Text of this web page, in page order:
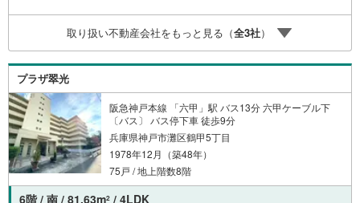
安心ください。■取り扱い物件多数ございます。 地域密着
の当店では2000万円台の新築戸建や、1000万円台の中古マ
ンションを始め多数物件を取り扱っています。Yahoo！不
動産に掲載しきれない物件もご紹介できます。
取り扱い不動産会社をもっと見る（全3社）
プラザ翠光
阪急神戸本線 「六甲」駅 バス13分 六甲ケーブル下
〔バス〕 バス停下車 徒歩9分
兵庫県神戸市灘区鶴甲5丁目
1978年12月（築48年）
75戸 / 地上階数8階
6階 / 南 / 81.63m2 / 4LDK